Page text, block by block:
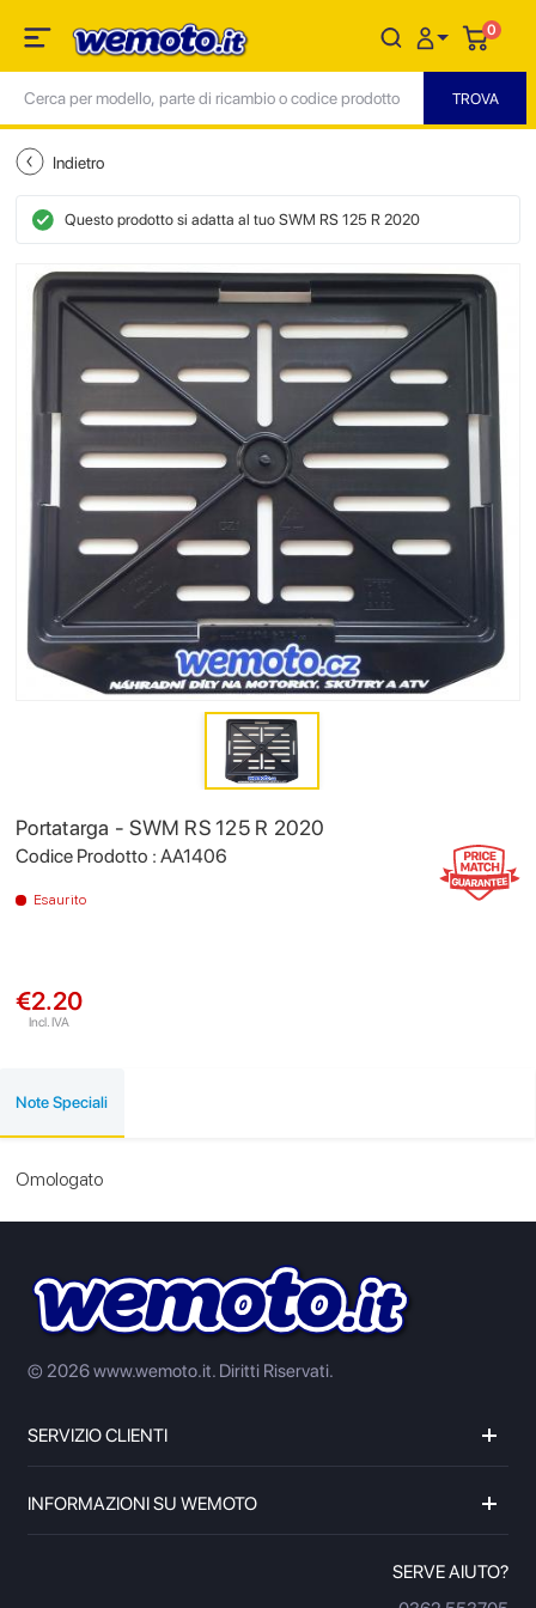
0
Indietro
Questo prodotto si adatta al tuo SWM RS 125 R 2020
Portatarga - SWM RS 125 R 2020
Codice Prodotto : AA1406
Esaurito
€2.20
Incl. IVA
Note Speciali
Omologato
© 2026 www.wemoto.it. Diritti Riservati.
SERVIZIO CLIENTI
INFORMAZIONI SU WEMOTO
SERVE AIUTO?